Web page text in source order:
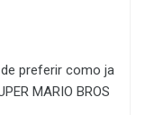
preferir como ja
MARIO BROS